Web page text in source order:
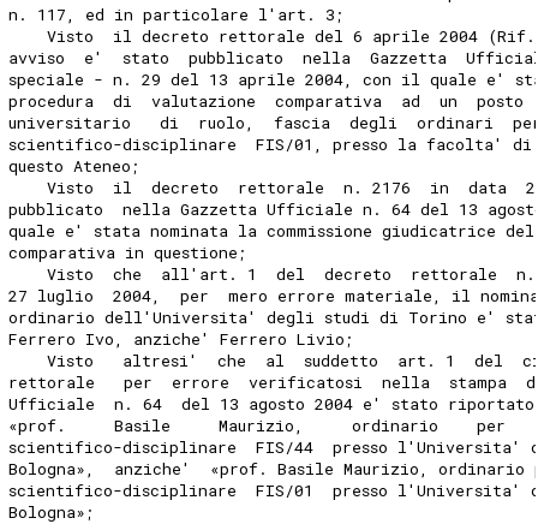
n. 117, ed in particolare l'art. 3;
Visto  il decreto rettorale del 6 aprile 2004
avviso  e'  stato  pubblicato  nella  Gazzetta
speciale - n. 29 del 13 aprile 2004, con il quale e'
procedura  di  valutazione  comparativa  ad  un  posto
universitario   di  ruolo,  fascia  degli  ordinari
scientifico-disciplinare  FIS/01, presso la facolta' di
questo Ateneo;
Visto  il  decreto  rettorale  n. 2176  in  data
pubblicato  nella Gazzetta Ufficiale n. 64 del 13
quale e' stata nominata la commissione giudicatrice
comparativa in questione;
Visto  che  all'art. 1  del  decreto  rettorale
27 luglio  2004,  per  mero errore materiale, il
ordinario dell'Universita' degli studi di Torino e'
Ferrero Ivo, anziche' Ferrero Livio;
Visto   altresi'  che  al  suddetto  art. 1  del
rettorale   per  errore  verificatosi  nella  stampa
Ufficiale  n. 64  del 13 agosto 2004 e' stato riportato
«prof.     Basile     Maurizio,     ordinario    per
scientifico-disciplinare  FIS/44  presso l'Universita'
Bologna»,  anziche'  «prof. Basile Maurizio,
scientifico-disciplinare  FIS/01  presso l'Universita'
Bologna»;